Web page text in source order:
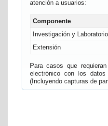
atención a usuarios:
Componente
Investigación y
Extensión
Para casos que
electrónico con los
(Incluyendo capturas de